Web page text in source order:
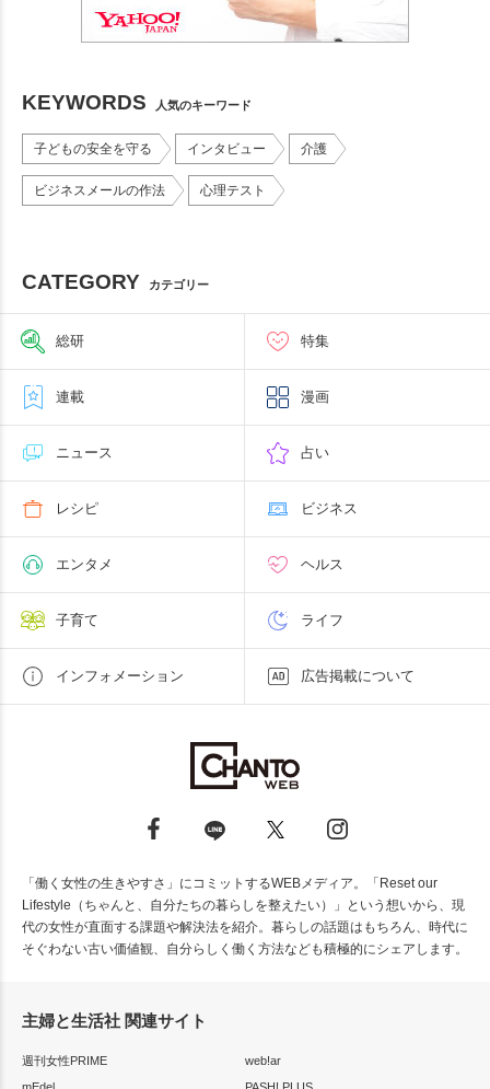
KEYWORDS 人気のキーワード
子どもの安全を守る インタビュー 介護
ビジネスメールの作法 心理テスト
CATEGORY カテゴリー
総研 特集
連載 漫画
ニュース 占い
レシピ ビジネス
エンタメ ヘルス
子育て ライフ
インフォメーション 広告掲載について
「働く女性の生きやすさ」にコミットするWEBメディア。「Reset our
Lifestyle（ちゃんと、自分たちの暮らしを整えたい）」という想いから、現
代の女性が直面する課題や解決法を紹介。暮らしの話題はもちろん、時代に
そぐわない古い価値観、自分らしく働く方法なども積極的にシェアします。
主婦と生活社 関連サイト
週刊女性PRIME
web!ar